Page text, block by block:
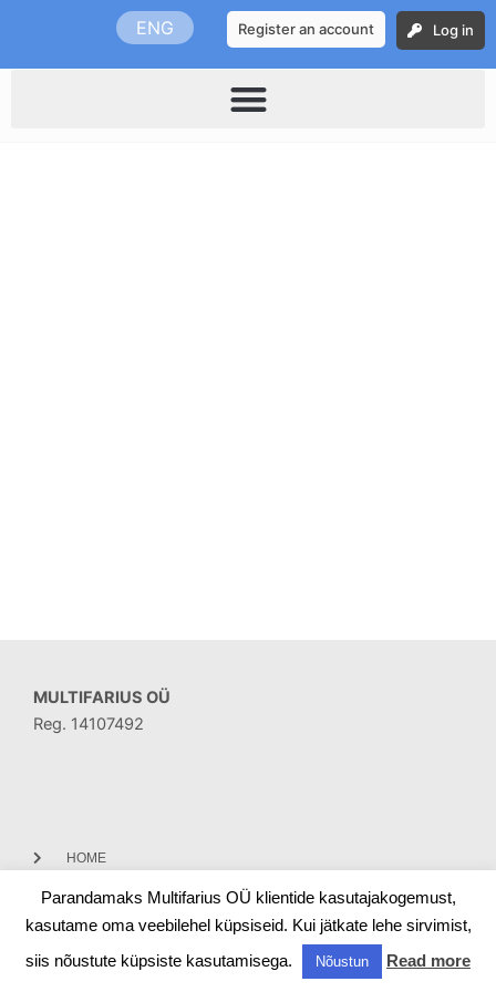
content
ENG Register an account Log in
MULTIFARIUS OÜ
Reg. 14107492
HOME
CONTACT
Parandamaks Multifarius OÜ klientide kasutajakogemust,
kasutame oma veebilehel küpsiseid. Kui jätkate lehe sirvimist,
siis nõustute küpsiste kasutamisega.
Nõustun Read more